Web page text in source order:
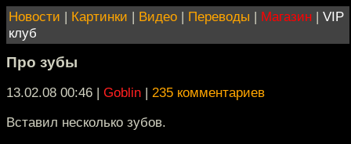
Новости | Картинки | Видео | Переводы | Магазин | VIP
клуб
Про зубы
13.02.08 00:46 | Goblin | 235 комментариев
Вставил несколько зубов.